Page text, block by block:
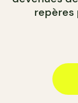
repères